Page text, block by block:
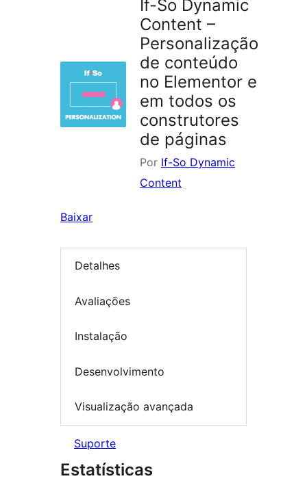
If-So Dynamic
Content –
Personalização
de conteúdo
no Elementor e
em todos os
construtores
de páginas
Por If-So Dynamic
Content
Baixar
Detalhes
Avaliações
Instalação
Desenvolvimento
Visualização avançada
Suporte
Estatísticas